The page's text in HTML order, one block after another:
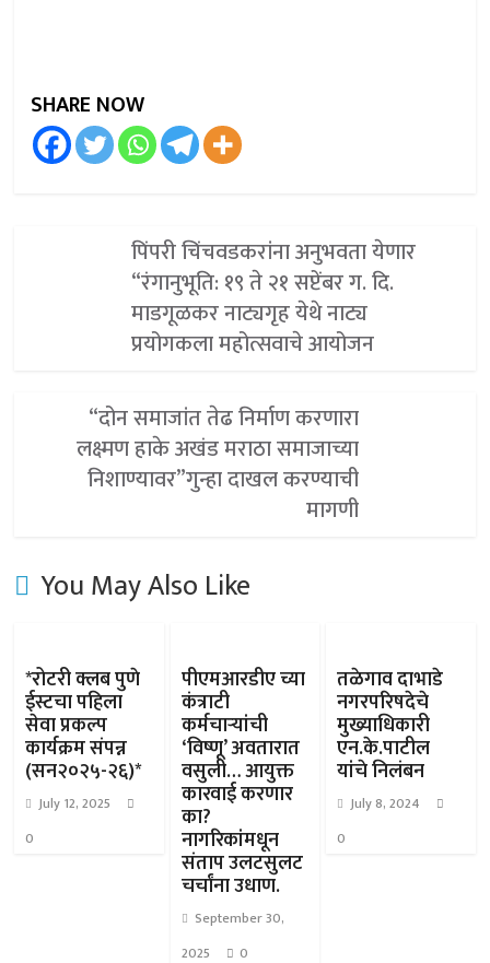
SHARE NOW
पिंपरी चिंचवडकरांना अनुभवता येणार
“रंगानुभूति: १९ ते २१ सप्टेंबर ग. दि.
माडगूळकर नाट्यगृह येथे नाट्य
प्रयोगकला महोत्सवाचे आयोजन
“दोन समाजांत तेढ निर्माण करणारा
लक्ष्मण हाके अखंड मराठा समाजाच्या
निशाण्यावर”गुन्हा दाखल करण्याची
मागणी
You May Also Like
*रोटरी क्लब पुणे
ईस्टचा पहिला
सेवा प्रकल्प
कार्यक्रम संपन्न
(सन२०२५-२६)*
July 12, 2025
0
पीएमआरडीए च्या
कंत्राटी
कर्मचाऱ्यांची
‘विष्णू’ अवतारात
वसुली… आयुक्त
कारवाई करणार
का?
नागरिकांमधून
संताप उलटसुलट
चर्चांना उधाण.
September 30,
2025
0
तळेगाव दाभाडे
नगरपरिषदेचे
मुख्याधिकारी
एन.के.पाटील
यांचे निलंबन
July 8, 2024
0